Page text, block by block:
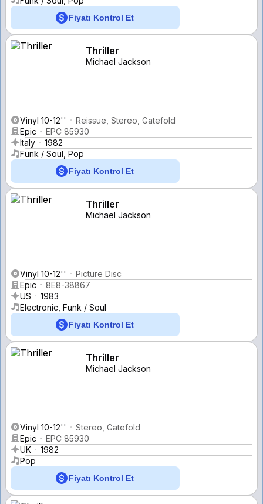
Fiyatı Kontrol Et
Thriller
Michael Jackson
Vinyl 10-12''
Reissue, Stereo, Gatefold
Epic
EPC 85930
Italy
1982
Funk / Soul, Pop
Fiyatı Kontrol Et
Thriller
Michael Jackson
Vinyl 10-12''
Picture Disc
Epic
8E8-38867
US
1983
Electronic, Funk / Soul
Fiyatı Kontrol Et
Thriller
Michael Jackson
Vinyl 10-12''
Stereo, Gatefold
Epic
EPC 85930
UK
1982
Pop
Fiyatı Kontrol Et